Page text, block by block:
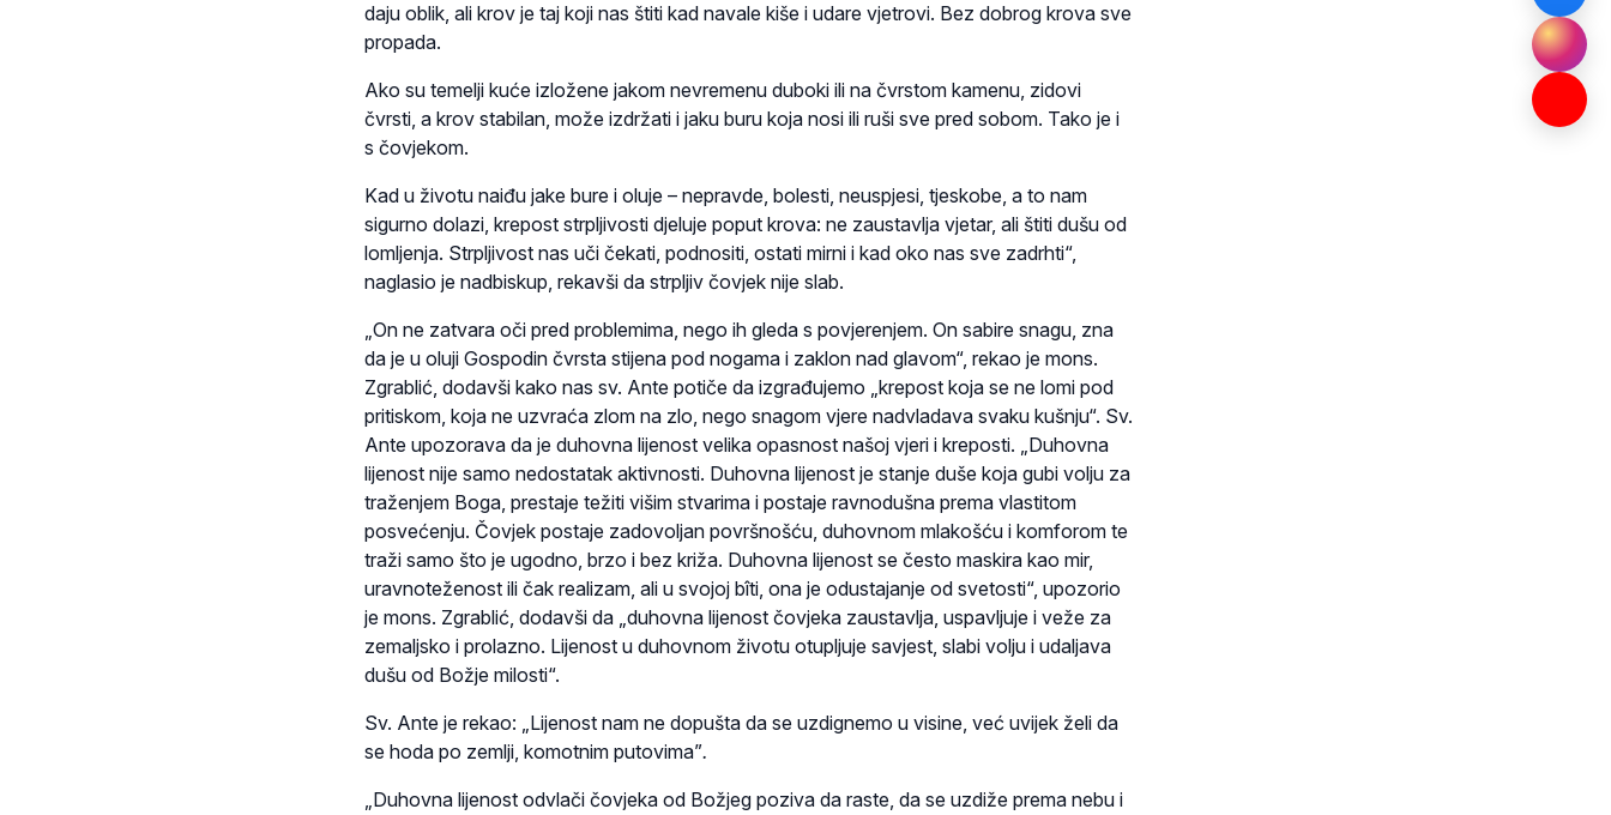
daju oblik, ali krov je taj koji nas štiti kad navale kiše i udare vjetrovi. Bez dobrog krova sve
propada.
Ako su temelji kuće izložene jakom nevremenu duboki ili na čvrstom kamenu, zidovi
čvrsti, a krov stabilan, može izdržati i jaku buru koja nosi ili ruši sve pred sobom. Tako je i
s čovjekom.
Kad u životu naiđu jake bure i oluje – nepravde, bolesti, neuspjesi, tjeskobe, a to nam
sigurno dolazi, krepost strpljivosti djeluje poput krova: ne zaustavlja vjetar, ali štiti dušu od
lomljenja. Strpljivost nas uči čekati, podnositi, ostati mirni i kad oko nas sve zadrhti“,
naglasio je nadbiskup, rekavši da strpljiv čovjek nije slab.
„On ne zatvara oči pred problemima, nego ih gleda s povjerenjem. On sabire snagu, zna
da je u oluji Gospodin čvrsta stijena pod nogama i zaklon nad glavom“, rekao je mons.
Zgrablić, dodavši kako nas sv. Ante potiče da izgrađujemo „krepost koja se ne lomi pod
pritiskom, koja ne uzvraća zlom na zlo, nego snagom vjere nadvladava svaku kušnju“. Sv.
Ante upozorava da je duhovna lijenost velika opasnost našoj vjeri i kreposti. „Duhovna
lijenost nije samo nedostatak aktivnosti. Duhovna lijenost je stanje duše koja gubi volju za
traženjem Boga, prestaje težiti višim stvarima i postaje ravnodušna prema vlastitom
posvećenju. Čovjek postaje zadovoljan površnošću, duhovnom mlakošću i komforom te
traži samo što je ugodno, brzo i bez križa. Duhovna lijenost se često maskira kao mir,
uravnoteženost ili čak realizam, ali u svojoj bîti, ona je odustajanje od svetosti“, upozorio
je mons. Zgrablić, dodavši da „duhovna lijenost čovjeka zaustavlja, uspavljuje i veže za
zemaljsko i prolazno. Lijenost u duhovnom životu otupljuje savjest, slabi volju i udaljava
dušu od Božje milosti“.
Sv. Ante je rekao: „Lijenost nam ne dopušta da se uzdignemo u visine, već uvijek želi da
se hoda po zemlji, komotnim putovima”.
„Duhovna lijenost odvlači čovjeka od Božjeg poziva da raste, da se uzdiže prema nebu i